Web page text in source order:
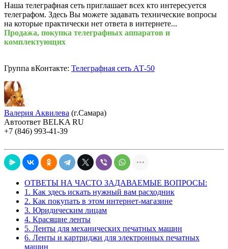
Наша телеграфная сеть приглашает всех кто интересуется
телеграфом. Здесь Вы можете задавать технические вопросы
на которые практически нет ответа в интернете...
Продажа, покупка телеграфных аппаратов и
комплектующих
Группа вКонтакте: Телеграфная сеть АТ-50
Валерия Аквилева (г.Самара)
Автоответ BELKA RU
+7 (846) 993-41-39
ОТВЕТЫ НА ЧАСТО ЗАДАВАЕМЫЕ ВОПРОСЫ:
1. Как здесь искать нужный вам расходник
2. Как покупать в этом интернет-магазине
3. Юридическим лицам
4. Красящие ленты
5. Ленты для механических печатных машин
6. Ленты и картриджи для электронных печатных
машин